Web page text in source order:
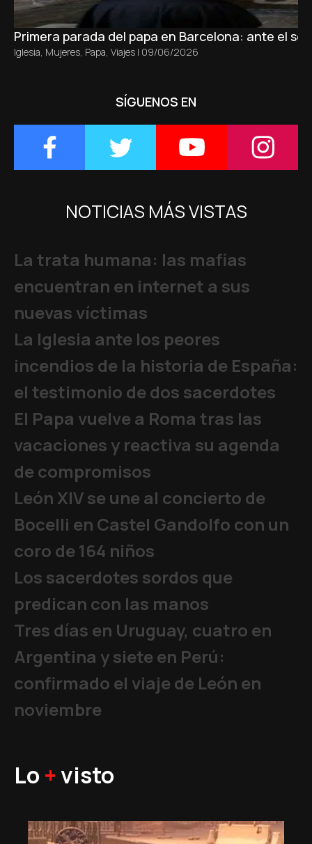
Primera parada del papa en Barcelona: ante el
Iglesia, Mujeres, Papa, Viajes | 09/06/2026
SÍGUENOS EN
NOTICIAS MÁS VISTAS
La trata humana: las mafias
encuentran en internet a sus
nuevas víctimas
La Iglesia ante los peores
incendios de la historia de España:
el testimonio de dos sacerdotes
El Papa vuelve a Roma tras las
vacaciones y reactiva su agenda
de compromisos
León XIV se une al concierto de
Bocelli en Castel Gandolfo con un
coro de 164 niños
Los sacerdotes sordos que
predican con las manos
Tres días en Uruguay, cuatro en
Argentina y siete en Perú:
confirmado el viaje de León en
noviembre
Lo +visto